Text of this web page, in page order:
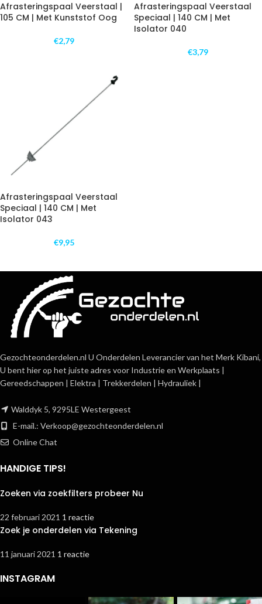
Afrasteringspaal Veerstaal |
105 CM | Met Kunststof Oog
€2,79
Afrasteringspaal Veerstaal
Speciaal | 140 CM | Met
Isolator 040
€3,79
Afrasteringspaal Veerstaal
Speciaal | 140 CM | Met
Isolator 043
€9,95
Gezochteonderdelen.nl U Onderdelen Leverancier van het Merk Kibani,
U bent hier op het juiste adres voor Industrie en Werkplaats |
Gereedschappen | Elektra | Trekkerdelen | Hydrauliek |
Walddyk 5, 9295LE Westergeest
E-mail.: Verkoop@gezochteonderdelen.nl
Online Chat
HANDIGE TIPS!
Zoeken via zoekfilters probeer Nu
22 februari 2021 1 reactie
Zoek je onderdelen via Tekening
11 januari 2021 1 reactie
INSTAGRAM